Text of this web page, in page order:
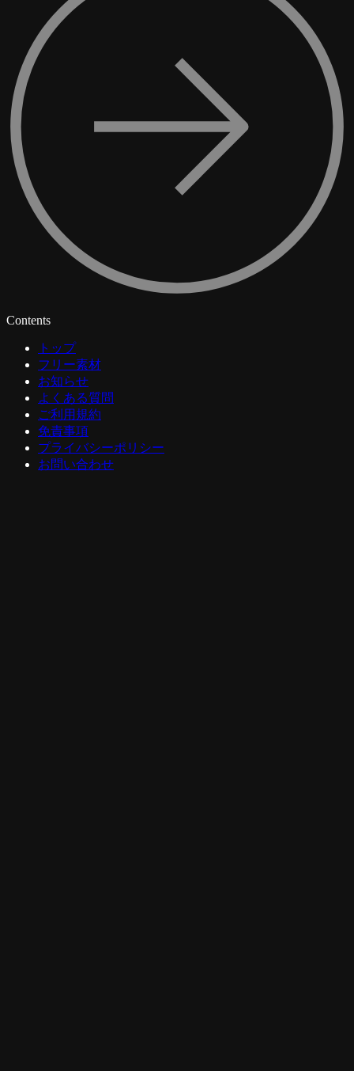
Contents
トップ
フリー素材
お知らせ
よくある質問
ご利用規約
免責事項
プライバシーポリシー
お問い合わせ